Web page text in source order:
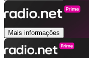
Mais informações